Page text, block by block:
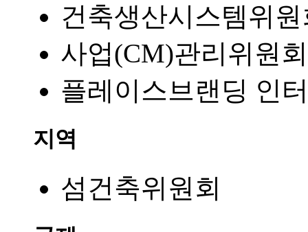
건축생산시스템위원
사업(CM)관리위원회
플레이스브랜딩 인
지역
섬건축위원회